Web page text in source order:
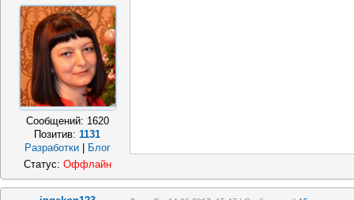
Сообщений: 1620
Позитив:1131
Разработки
Блог
Статус: Оффлайн